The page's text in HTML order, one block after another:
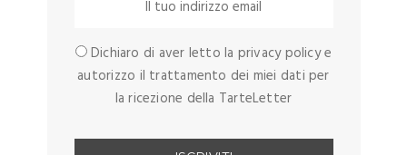
Dichiaro di aver letto la privacy policy e
autorizzo il trattamento dei miei dati per
la ricezione della TarteLetter